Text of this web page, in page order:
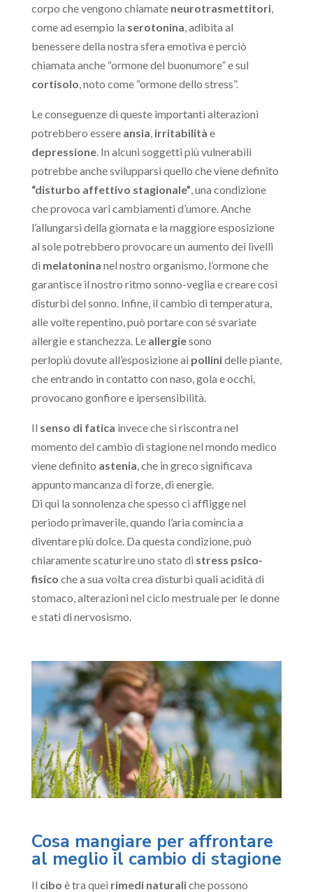
corpo che vengono chiamate neurotrasmettitori,
come ad esempio la serotonina , adibita al
benessere della nostra sfera emotiva e perciò
chiamata anche “ormone del buonumore” e sul
cortisolo , noto come “ormone dello stress”.
Le conseguenze di queste importanti alterazioni
potrebbero essere ansia irritabilità e
depressione. In alcuni soggetti più vulnerabili
potrebbe anche svilupparsi quello che viene definito
“disturbo affettivo stagionale” , una condizione
che provoca vari cambiamenti d’umore. Anche
l’allungarsi della giornata e la maggiore esposizione
al sole potrebbero provocare un aumento dei livelli
di melatonina nel nostro organismo, l’ormone che
garantisce il nostro ritmo sonno-veglia e creare così
disturbi del sonno. Infine, il cambio di temperatura,
alle volte repentino, può portare con sé svariate
allergie e stanchezza. Le allergiesono
perlopiù dovute all’esposizione ai pollinidelle piante,
che entrando in contatto con naso, gola e occhi,
provocano gonfiore e ipersensibilità.
Il senso di fatica invece che si riscontra nel
momento del cambio di stagione nel mondo medico
viene definito astenia , che in greco significava
appunto mancanza di forze, di energie.
Di qui la sonnolenza che spesso ci affligge nel
periodo primaverile, quando l’aria comincia a
diventare più dolce. Da questa condizione, può
chiaramente scaturire uno stato di stress psico-
fisico che a sua volta crea disturbi quali acidità di
stomaco, alterazioni nel ciclo mestruale per le donne
e stati di nervosismo.
Cosa mangiare per affrontare
al meglio il cambio di stagione
Il cibo è tra quei rimedi naturaliche possono